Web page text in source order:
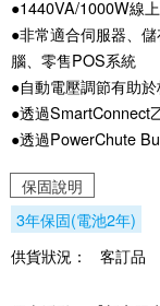
●1440VA/1000W線
●非常適合伺服器、
腦、零售POS系統
●自動電壓調節有助
●透過SmartConnect
●透過PowerChute
保固說明
3年保固(電池2年)
供貨狀況：
客訂品